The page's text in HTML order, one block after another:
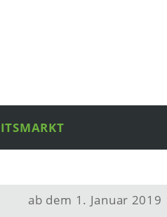
ab dem 1. Januar 2019